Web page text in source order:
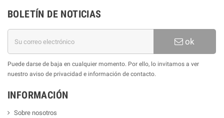
BOLETÍN DE NOTICIAS
ok
Puede darse de baja en cualquier momento. Por ello, lo invitamos a ver
nuestro aviso de privacidad e información de contacto.
INFORMACIÓN
Sobre nosotros